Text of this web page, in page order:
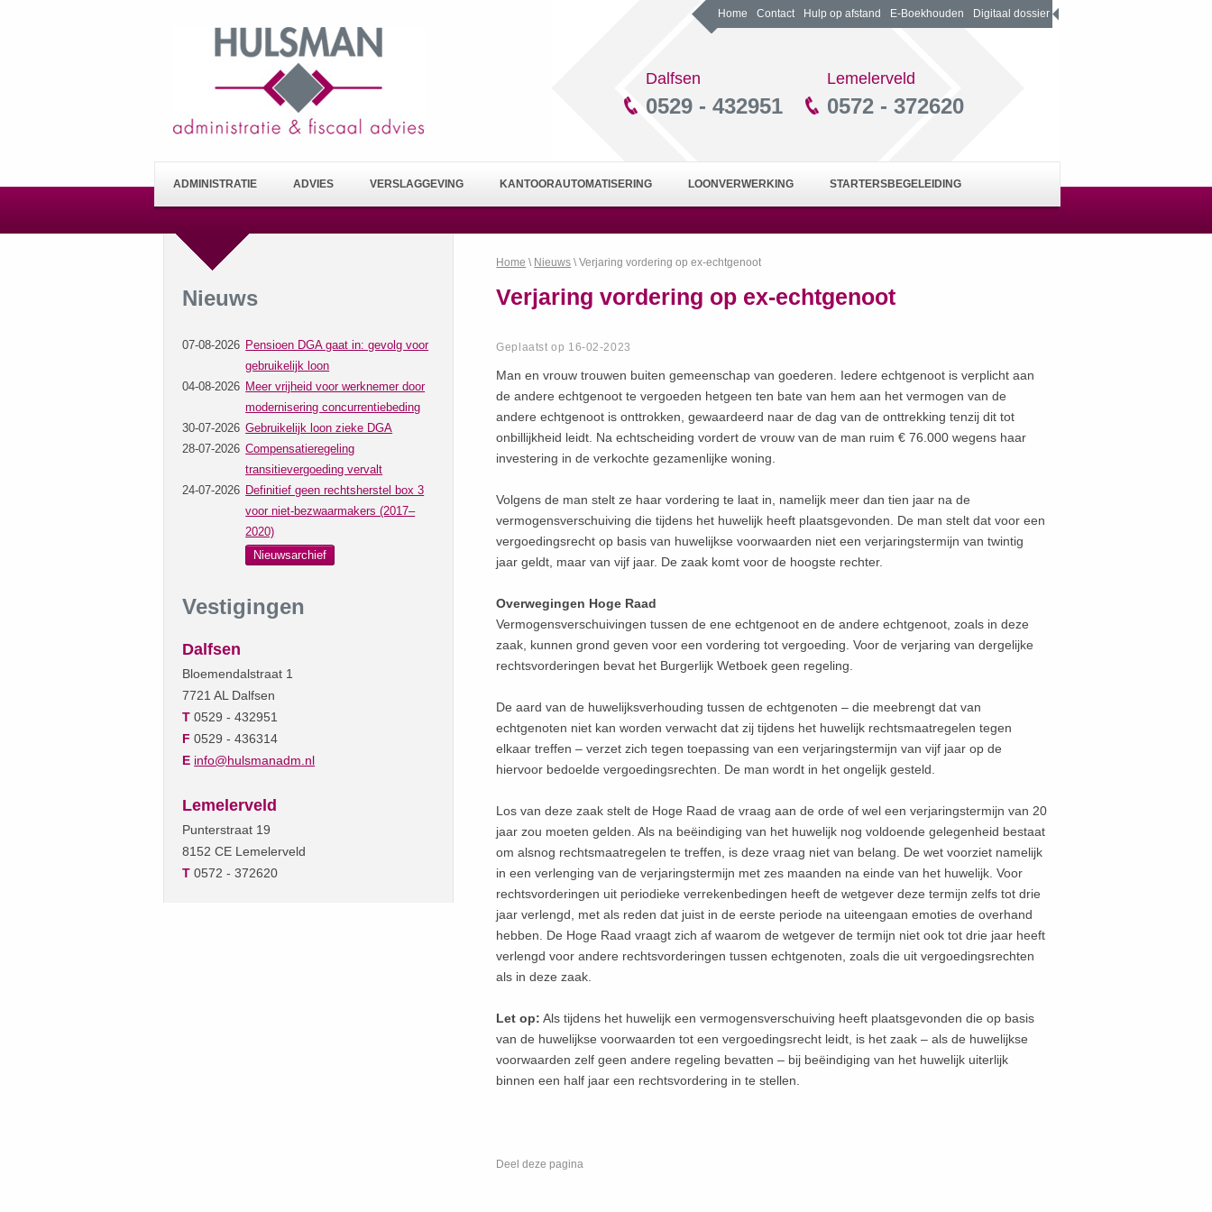
Home Contact Hulp op afstand E-Boekhouden Digitaal dossier
Dalfsen
0529 - 432951
Lemelerveld
0572 - 372620
ADMINISTRATIE ADVIES VERSLAGGEVING KANTOORAUTOMATISERING LOONVERWERKING STARTERSBEGELEIDING
Nieuws
07-08-2026 Pensioen DGA gaat in: gevolg voor
gebruikelijk loon
04-08-2026 Meer vrijheid voor werknemer door
modernisering concurrentiebeding
30-07-2026 Gebruikelijk loon zieke DGA
28-07-2026 Compensatieregeling
transitievergoeding vervalt
24-07-2026 Definitief geen rechtsherstel box 3
voor niet-bezwaarmakers (2017–
2020)
Nieuwsarchief
Vestigingen
Dalfsen
Bloemendalstraat 1
7721 AL Dalfsen
T 0529 - 432951
F 0529 - 436314
E info@hulsmanadm.nl
Lemelerveld
Punterstraat 19
8152 CE Lemelerveld
T 0572 - 372620
Home \ Nieuws \ Verjaring vordering op ex-echtgenoot
Verjaring vordering op ex-echtgenoot
Geplaatst op 16-02-2023
Man en vrouw trouwen buiten gemeenschap van goederen. Iedere echtgenoot is verplicht aan
de andere echtgenoot te vergoeden hetgeen ten bate van hem aan het vermogen van de
andere echtgenoot is onttrokken, gewaardeerd naar de dag van de onttrekking tenzij dit tot
onbillijkheid leidt. Na echtscheiding vordert de vrouw van de man ruim € 76.000 wegens haar
investering in de verkochte gezamenlijke woning.
Volgens de man stelt ze haar vordering te laat in, namelijk meer dan tien jaar na de
vermogensverschuiving die tijdens het huwelijk heeft plaatsgevonden. De man stelt dat voor een
vergoedingsrecht op basis van huwelijkse voorwaarden niet een verjaringstermijn van twintig
jaar geldt, maar van vijf jaar. De zaak komt voor de hoogste rechter.
Overwegingen Hoge Raad
Vermogensverschuivingen tussen de ene echtgenoot en de andere echtgenoot, zoals in deze
zaak, kunnen grond geven voor een vordering tot vergoeding. Voor de verjaring van dergelijke
rechtsvorderingen bevat het Burgerlijk Wetboek geen regeling.
De aard van de huwelijksverhouding tussen de echtgenoten – die meebrengt dat van
echtgenoten niet kan worden verwacht dat zij tijdens het huwelijk rechtsmaatregelen tegen
elkaar treffen – verzet zich tegen toepassing van een verjaringstermijn van vijf jaar op de
hiervoor bedoelde vergoedingsrechten. De man wordt in het ongelijk gesteld.
Los van deze zaak stelt de Hoge Raad de vraag aan de orde of wel een verjaringstermijn van 20
jaar zou moeten gelden. Als na beëindiging van het huwelijk nog voldoende gelegenheid bestaat
om alsnog rechtsmaatregelen te treffen, is deze vraag niet van belang. De wet voorziet namelijk
in een verlenging van de verjaringstermijn met zes maanden na einde van het huwelijk. Voor
rechtsvorderingen uit periodieke verrekenbedingen heeft de wetgever deze termijn zelfs tot drie
jaar verlengd, met als reden dat juist in de eerste periode na uiteengaan emoties de overhand
hebben. De Hoge Raad vraagt zich af waarom de wetgever de termijn niet ook tot drie jaar heeft
verlengd voor andere rechtsvorderingen tussen echtgenoten, zoals die uit vergoedingsrechten
als in deze zaak.
Let op: Als tijdens het huwelijk een vermogensverschuiving heeft plaatsgevonden die op basis
van de huwelijkse voorwaarden tot een vergoedingsrecht leidt, is het zaak – als de huwelijkse
voorwaarden zelf geen andere regeling bevatten – bij beëindiging van het huwelijk uiterlijk
binnen een half jaar een rechtsvordering in te stellen.
Deel deze pagina